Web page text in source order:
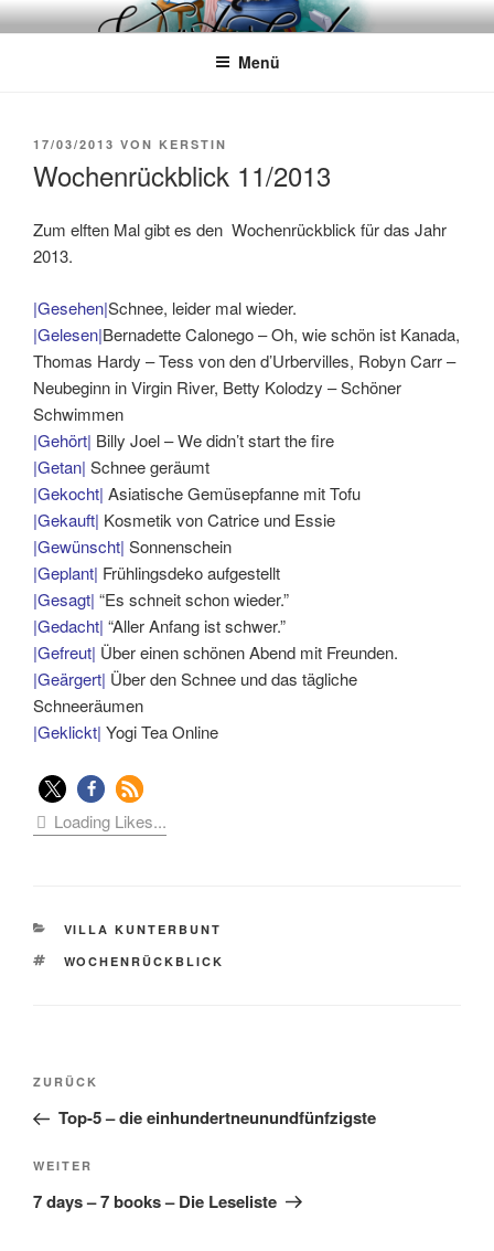
Zum
InhaltWÖRTERKATZE
Von Büchern erzählen
Menü
VERÖFFENTLICHT
17/03/2013 VON KERSTIN
Wochenrückblick 11/2013
Zum elften Mal gibt es den Wochenrückblick für das Jahr
2013.
|Gesehen|Schnee, leider mal wieder.
|Gelesen|Bernadette Calonego – Oh, wie schön ist Kanada,
Thomas Hardy – Tess von den d’Urbervilles, Robyn Carr –
Neubeginn in Virgin River, Betty Kolodzy – Schöner
Schwimmen
|Gehört| Billy Joel – We didn’t start the fire
|Getan| Schnee geräumt
|Gekocht| Asiatische Gemüsepfanne mit Tofu
|Gekauft| Kosmetik von Catrice und Essie
|Gewünscht| Sonnenschein
|Geplant| Frühlingsdeko aufgestellt
|Gesagt| “Es schneit schon wieder.”
|Gedacht| “Aller Anfang ist schwer.”
|Gefreut| Über einen schönen Abend mit Freunden.
|Geärgert| Über den Schnee und das tägliche
Schneeräumen
|Geklickt| Yogi Tea Online
Loading Likes...
KATEGORIEN
VILLA KUNTERBUNT
SCHLAGWÖRTER
WOCHENRÜCKBLICK
Beitragsnavigation
Vorheriger
Beitrag
ZURÜCK
Top-5 – die einhundertneunundfünfzigste
Nächster
Beitrag
WEITER
7 days – 7 books – Die Leseliste